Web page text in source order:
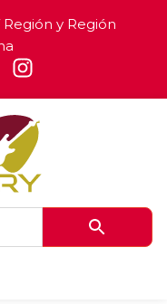
y Región